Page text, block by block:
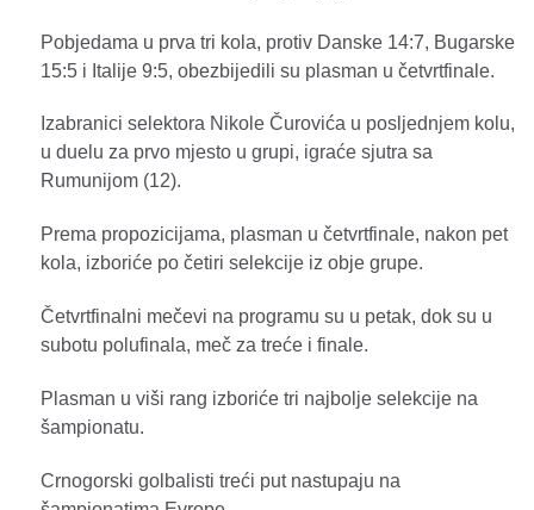
Pobjedama u prva tri kola, protiv Danske 14:7, Bugarske
15:5 i Italije 9:5, obezbijedili su plasman u četvrtfinale.
Izabranici selektora Nikole Čurovića u posljednjem kolu,
u duelu za prvo mjesto u grupi, igraće sjutra sa
Rumunijom (12).
Prema propozicijama, plasman u četvrtfinale, nakon pet
kola, izboriće po četiri selekcije iz obje grupe.
Četvrtfinalni mečevi na programu su u petak, dok su u
subotu polufinala, meč za treće i finale.
Plasman u viši rang izboriće tri najbolje selekcije na
šampionatu.
Crnogorski golbalisti treći put nastupaju na